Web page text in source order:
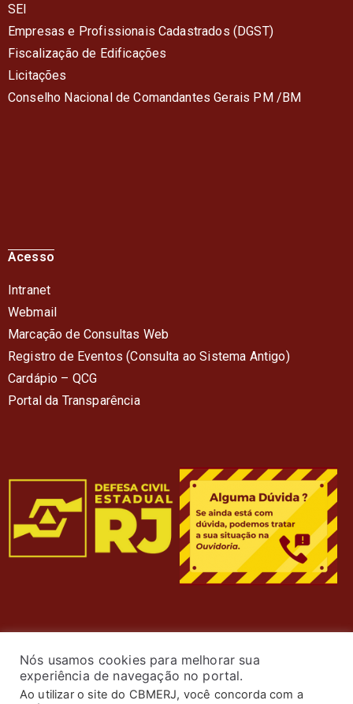
SEI
Empresas e Profissionais Cadastrados (DGST)
Fiscalização de Edificações
Licitações
Conselho Nacional de Comandantes Gerais PM /BM
Acesso
Intranet
Webmail
Marcação de Consultas Web
Registro de Eventos (Consulta ao Sistema Antigo)
Cardápio – QCG
Portal da Transparência
Nós usamos cookies para melhorar sua
experiência de navegação no portal.
Ao utilizar o site do CBMERJ, você concorda com a